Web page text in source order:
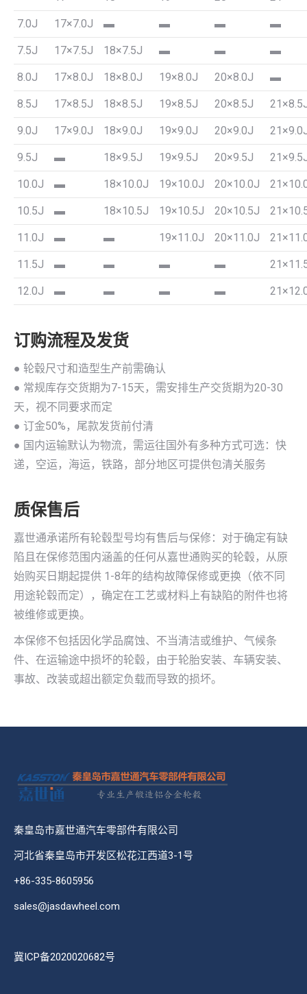
7.0J 17×7.0J ▬ ▬ ▬ ▬
7.5J 17×7.5J 18×7.5J ▬ ▬ ▬
8.0J 17×8.0J 18×8.0J 19×8.0J 20×8.0J ▬
8.5J 17×8.5J 18×8.5J 19×8.5J 20×8.5J
9.0J 17×9.0J 18×9.0J 19×9.0J 20×9.0J
9.5J ▬ 18×9.5J 19×9.5J 20×9.5J
10.0J ▬ 18×10.0J 19×10.0J 20×10.0J
10.5J ▬ 18×10.5J 19×10.5J 20×10.5J
11.0J ▬ ▬ 19×11.0J 20×11.0J
11.5J ▬ ▬ ▬ ▬
12.0J ▬ ▬ ▬ ▬
订购流程及发货
● 轮毂尺寸和造型生产前需确认
● 常规库存交货期为7-15天，需安排生产交货期为20-30
天，视不同要求而定
● 订金50%，尾款发货前付清
● 国内运输默认为物流，需运往国外有多种方式可选：快
递，空运，海运，铁路，部分地区可提供包清关服务
质保售后
嘉世通承诺所有轮毂型号均有售后与保修：对于确定有缺
陷且在保修范围内涵盖的任何从嘉世通购买的轮毂，从原
始购买日期起提供 1-8年的结构故障保修或更换（依不同
用途轮毂而定），确定在工艺或材料上有缺陷的附件也将
被维修或更换。
本保修不包括因化学品腐蚀、不当清洁或维护、气候条
件、在运输途中损坏的轮毂，由于轮胎安装、车辆安装、
事故、改装或超出额定负载而导致的损坏。
秦皇岛市嘉世通汽车零部件有限公司
河北省秦皇岛市开发区松花江西道3-1号
+86-335-8605956
sales@jasdawheel.com
冀ICP备2020020682号